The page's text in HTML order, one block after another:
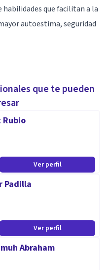
habilidades que facilitan a la
autoestima, seguridad
técnicas de relajación y
aspectos de carácter
con la ansiedad,
que te pueden
Rubio
Ver perfil
Padilla
Ver perfil
Abraham